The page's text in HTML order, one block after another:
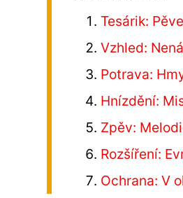
Tesárik:
Vzhled:
Potrava:
Hnízdění:
Zpěv:
Rozšíření:
Ochrana: V